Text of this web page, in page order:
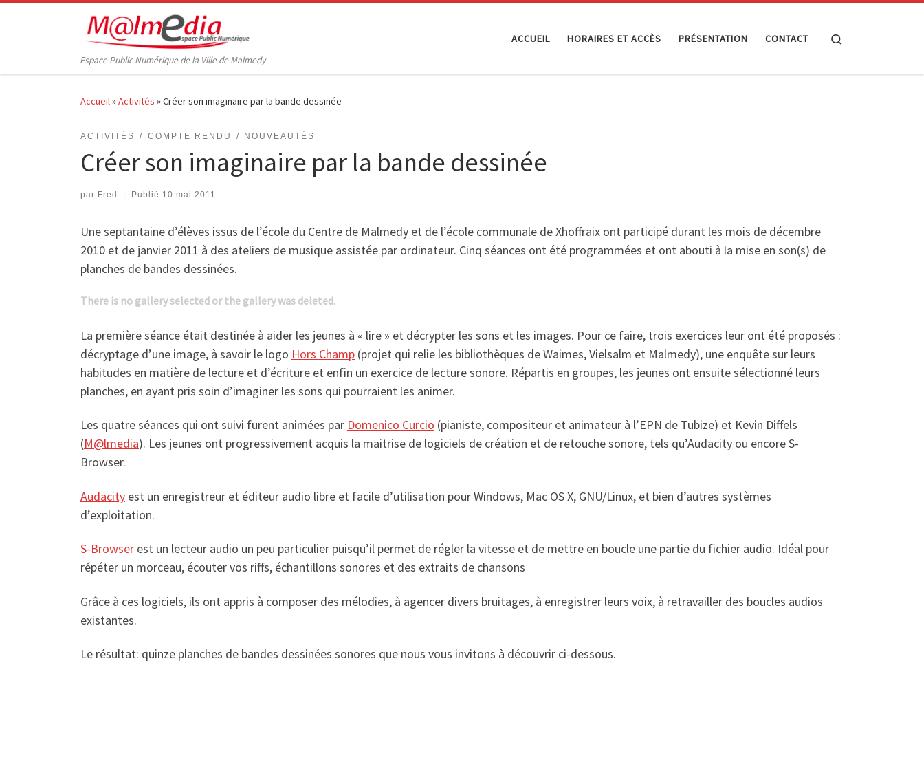
Passer au contenu
Espace Public Numérique de la Ville de Malmedy
ACCUEIL HORAIRES ET ACCÈS PRÉSENTATION CONTACT
Accueil»Activités »Créer son imaginaire par la bande dessinée
ACTIVITÉS COMPTE RENDU NOUVEAUTÉS
Créer son imaginaire par la bande dessinée
par Fred Publié 10 mai 2011
Une septantaine d’élèves issus de l’école du Centre de Malmedy et de l’école communale de Xhoffraix ont participé durant les mois de décembre
2010 et de janvier 2011 à des ateliers de musique assistée par ordinateur. Cinq séances ont été programmées et ont abouti à la mise en son(s) de
planches de bandes dessinées.
There is no gallery selected or the gallery was deleted.
La première séance était destinée à aider les jeunes à « lire » et décrypter les sons et les images. Pour ce faire, trois exercices leur ont été proposés :
décryptage d’une image, à savoir le logo Hors Champ (projet qui relie les bibliothèques de Waimes, Vielsalm et Malmedy), une enquête sur leurs
habitudes en matière de lecture et d’écriture et enfin un exercice de lecture sonore. Répartis en groupes, les jeunes ont ensuite sélectionné leurs
planches, en ayant pris soin d’imaginer les sons qui pourraient les animer.
Les quatre séances qui ont suivi furent animées par Domenico Curcio (pianiste, compositeur et animateur à l’EPN de Tubize) et Kevin Diffels
(M@lmedia). Les jeunes ont progressivement acquis la maitrise de logiciels de création et de retouche sonore, tels qu’Audacity ou encore S-
Browser.
Audacity est un enregistreur et éditeur audio libre et facile d’utilisation pour Windows, Mac OS X, GNU/Linux, et bien d’autres systèmes
d’exploitation.
S-Browser est un lecteur audio un peu particulier puisqu’il permet de régler la vitesse et de mettre en boucle une partie du fichier audio. Idéal pour
répéter un morceau, écouter vos riffs, échantillons sonores et des extraits de chansons
Grâce à ces logiciels, ils ont appris à composer des mélodies, à agencer divers bruitages, à enregistrer leurs voix, à retravailler des boucles audios
existantes.
Le résultat: quinze planches de bandes dessinées sonores que nous vous invitons à découvrir ci-dessous.